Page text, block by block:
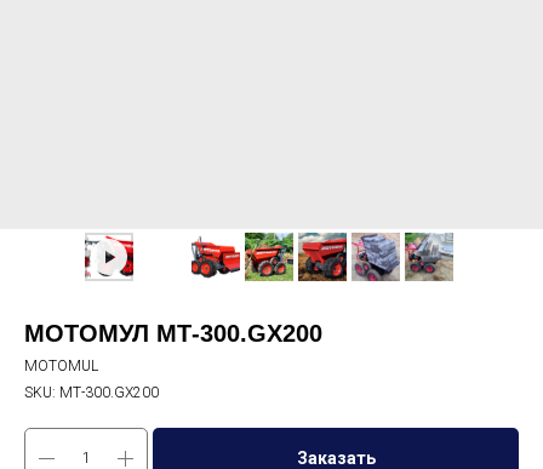
МОТОМУЛ МТ-300.GX200
MOTOMUL
SKU: МТ-300.GX200
Заказать